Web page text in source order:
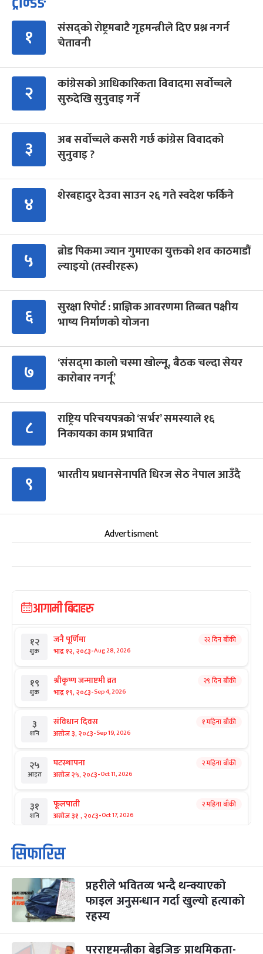
१
संसद्को रोष्ट्रमबाटै गृहमन्त्रीले दिए प्रश्न नगर्न
चेतावनी
२
कांग्रेसको आधिकारिकता विवादमा सर्वोच्चले
सुरुदेखि सुनुवाइ गर्ने
३
अब सर्वोच्चले कसरी गर्छ कांग्रेस विवादको
सुनुवाइ ?
४ शेरबहादुर देउवा साउन २६ गते स्वदेश फर्किने
५
ब्रोड पिकमा ज्यान गुमाएका युक्तको शव काठमाडौं
ल्याइयो (तस्वीरहरू)
६
सुरक्षा रिपोर्ट : प्राज्ञिक आवरणमा तिब्बत पक्षीय
भाष्य निर्माणको योजना
७
‘संसद्‍मा कालो चस्मा खोल्नू, बैठक चल्दा सेयर
कारोबार नगर्नू’
८
राष्ट्रिय परिचयपत्रको ‘सर्भर’ समस्याले १६
निकायका काम प्रभावित
९ भारतीय प्रधानसेनापति धिरज सेठ नेपाल आउँदै
Advertisment
आगामी बिदाहरु
१२
शुक्र
जनै पूर्णिमा
भाद्र १२, २०८३-Aug 28, 2026
२२ दिन बाँकी
१९
शुक्र
श्रीकृष्ण जन्माष्टमी व्रत
भाद्र १९, २०८३-Sep 4, 2026
२९ दिन बाँकी
३
शनि
संविधान दिवस
असोज ३, २०८३-Sep 19, 2026
१ महिना बाँकी
२५
आइत
घटस्थापना
असोज २५, २०८३-Oct 11, 2026
२ महिना बाँकी
३१
शनि
फूलपाती
असोज ३१ , २०८३-Oct 17, 2026
२ महिना बाँकी
१
आइत
कार्तिक सङ्क्रान्ति
कार्तिक १, २०८३
३
मंगल
महानवमी
कार्तिक ३, २०८३-Oct 20, 2026
२ महिना बाँकी
४
सिफारिस
प्रहरीले भवितव्य भन्दै थन्क्याएको
फाइल अनुसन्धान गर्दा खुल्यो हत्याको
रहस्य